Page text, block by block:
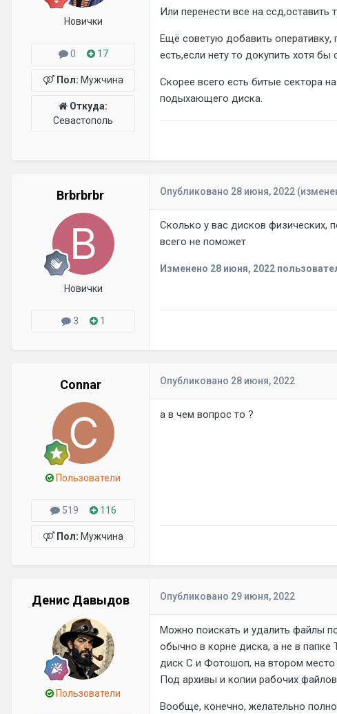
Новички
0 17
Пол: Мужчина
Откуда:
Севастополь
Или перенести все на
Ещё советую добавить оперативку,
есть,если нету то докупить хотя
Скорее всего есть битые сектора
подыхающего диска.
Brbrbrbr
Новички
3 1
Опубликовано 28 июня, 2022
Сколько у вас дисков физических,
всего не поможет
Изменено 28 июня, 2022
Connar
Пользователи
519 116
Пол: Мужчина
Опубликовано 28 июня, 2022
а в чем вопрос то ?
Денис Давыдов
Пользователи
Опубликовано 29 июня, 2022
Можно поискать и удалить файлы
обычно в корне диска, а не в папке
диск С и Фотошоп, на втором место
Под архивы и копии рабочих
Вообще, конечно, желательно